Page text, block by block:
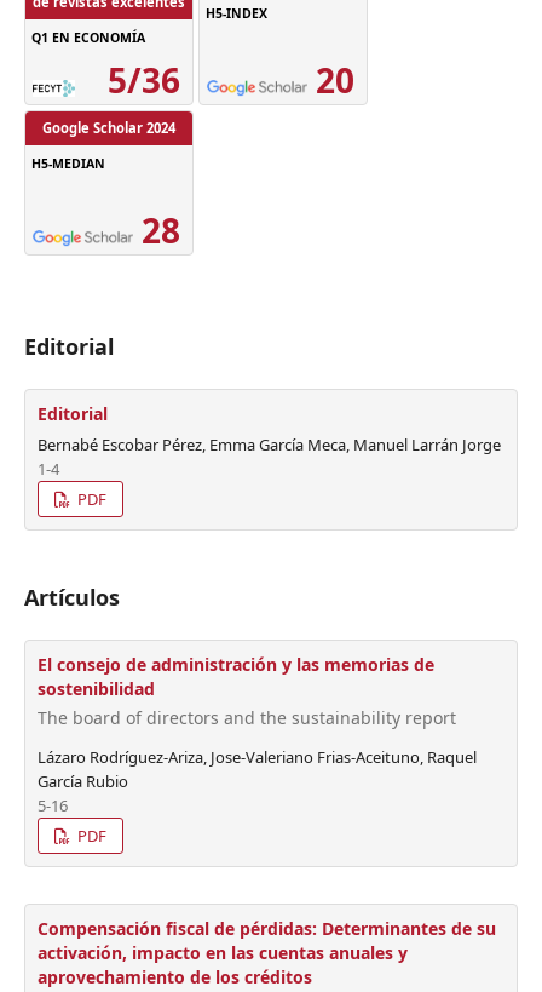
Q1 EN ECONOMÍA
5/36
H5-INDEX
20
Google Scholar 2024
H5-MEDIAN
28
Editorial
Editorial
Bernabé Escobar Pérez, Emma García Meca, Manuel Larrán Jorge
1-4
PDF
Artículos
El consejo de administración y las memorias de
sostenibilidad
The board of directors and the sustainability report
Lázaro Rodríguez-Ariza, Jose-Valeriano Frias-Aceituno, Raquel
García Rubio
5-16
PDF
Compensación fiscal de pérdidas: Determinantes de su
activación, impacto en las cuentas anuales y
aprovechamiento de los créditos